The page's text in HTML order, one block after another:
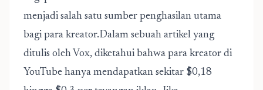
menjadi salah satu sumber penghasilan utama
bagi para kreator.Dalam sebuah artikel yang
ditulis oleh Vox, diketahui bahwa para kreator di
YouTube hanya mendapatkan sekitar $0,18